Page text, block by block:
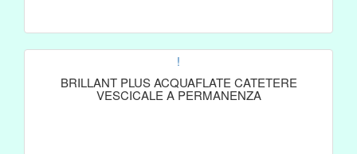
!
BRILLANT PLUS ACQUAFLATE CATETERE
VESCICALE A PERMANENZA